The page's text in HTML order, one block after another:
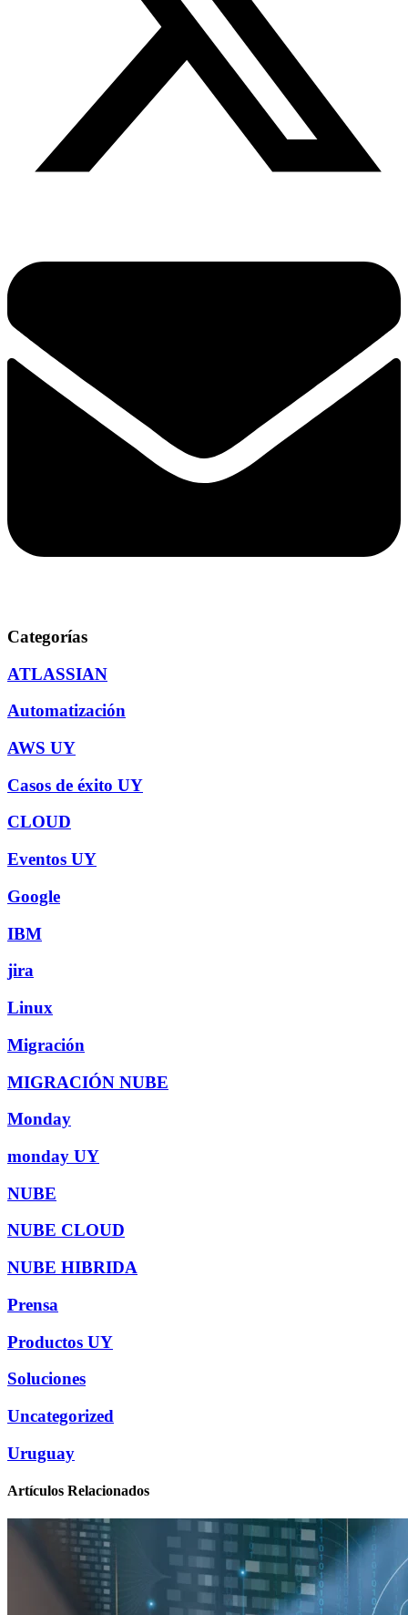
Categorías
ATLASSIAN
Automatización
AWS UY
Casos de éxito UY
CLOUD
Eventos UY
Google
IBM
jira
Linux
Migración
MIGRACIÓN NUBE
Monday
monday UY
NUBE
NUBE CLOUD
NUBE HIBRIDA
Prensa
Productos UY
Soluciones
Uncategorized
Uruguay
Artículos Relacionados